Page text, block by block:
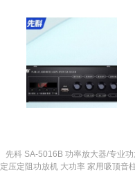
先科 SA-5016B 功率放大器/专业
定压定阻功放机 大功率 家用吸顶音